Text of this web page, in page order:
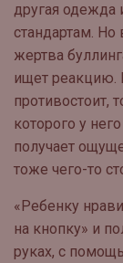
другая одежда
стандартам. Но
жертва
ищет реакцию.
противостоит,
которого у
получает
тоже чего-то
«Ребенку
на кнопку» и
руках, с